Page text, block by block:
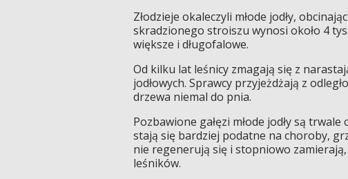
Złodzieje okaleczyli młode jodły,
skradzionego stroiszu wynosi około 4
większe i długofalowe.
Od kilku lat leśnicy zmagają się z
jodłowych. Sprawcy przyjeżdżają z
drzewa niemal do pnia.
Pozbawione gałęzi młode jodły są
stają się bardziej podatne na choroby,
nie regenerują się i stopniowo
leśników.